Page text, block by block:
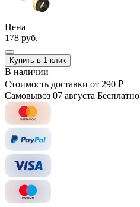
Цена
178 руб.
Купить в 1 клик
В наличии
Стоимость доставки от 290 ₽
Самовывоз 07 августа Бесплатно